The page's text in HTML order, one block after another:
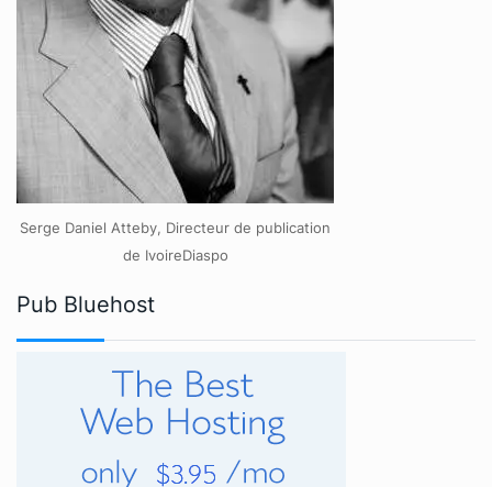
Serge Daniel Atteby, Directeur de publication
de IvoireDiaspo
Pub Bluehost